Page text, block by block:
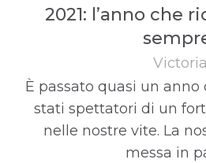
2021: l’anno che
Victoria
È passato quasi un
stati spettatori di un
nelle nostre vite. La
messa in